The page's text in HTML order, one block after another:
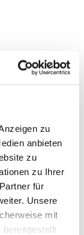
zu
anbieten
zu
zu Ihrer
für
Unsere
mit
bereitgestellt